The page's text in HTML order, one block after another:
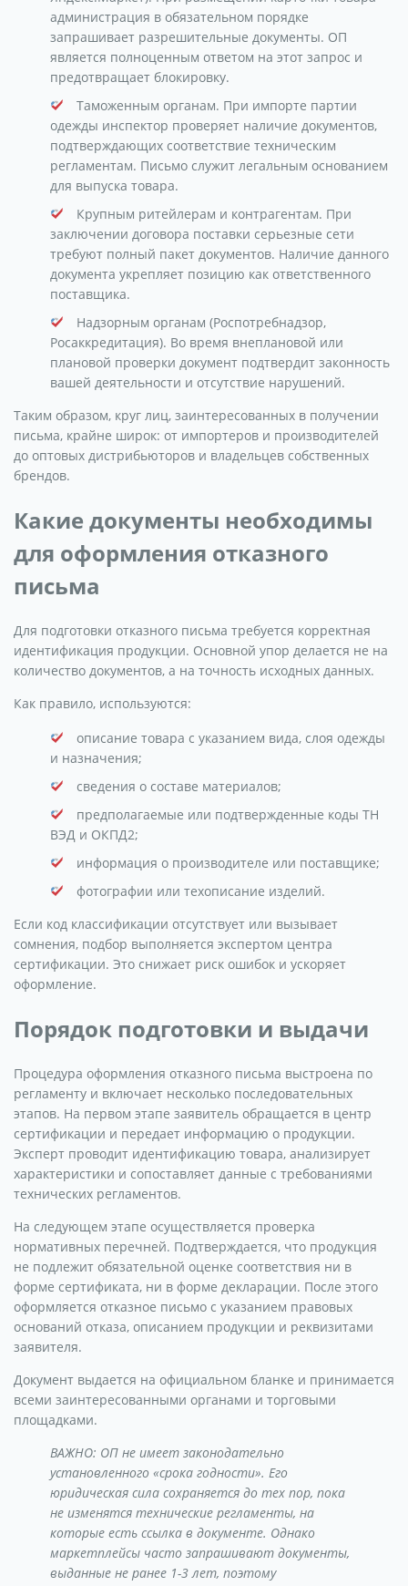
администрация в обязательном порядке
запрашивает разрешительные документы. ОП
является полноценным ответом на этот запрос и
предотвращает блокировку.
Таможенным органам. При импорте партии
одежды инспектор проверяет наличие документов,
подтверждающих соответствие техническим
регламентам. Письмо служит легальным основанием
для выпуска товара.
Крупным ритейлерам и контрагентам. При
заключении договора поставки серьезные сети
требуют полный пакет документов. Наличие данного
документа укрепляет позицию как ответственного
поставщика.
Надзорным органам (Роспотребнадзор,
Росаккредитация). Во время внеплановой или
плановой проверки документ подтвердит законность
вашей деятельности и отсутствие нарушений.
Таким образом, круг лиц, заинтересованных в получении
письма, крайне широк: от импортеров и производителей
до оптовых дистрибьюторов и владельцев собственных
брендов.
Какие документы необходимы
для оформления отказного
письма
Для подготовки отказного письма требуется корректная
идентификация продукции. Основной упор делается не на
количество документов, а на точность исходных данных.
Как правило, используются:
описание товара с указанием вида, слоя одежды
и назначения;
сведения о составе материалов;
предполагаемые или подтвержденные коды ТН
ВЭД и ОКПД2;
информация о производителе или поставщике;
фотографии или техописание изделий.
Если код классификации отсутствует или вызывает
сомнения, подбор выполняется экспертом центра
сертификации. Это снижает риск ошибок и ускоряет
оформление.
Порядок подготовки и выдачи
Процедура оформления отказного письма выстроена по
регламенту и включает несколько последовательных
этапов. На первом этапе заявитель обращается в центр
сертификации и передает информацию о продукции.
Эксперт проводит идентификацию товара, анализирует
характеристики и сопоставляет данные с требованиями
технических регламентов.
На следующем этапе осуществляется проверка
нормативных перечней. Подтверждается, что продукция
не подлежит обязательной оценке соответствия ни в
форме сертификата, ни в форме декларации. После этого
оформляется отказное письмо с указанием правовых
оснований отказа, описанием продукции и реквизитами
заявителя.
Документ выдается на официальном бланке и принимается
всеми заинтересованными органами и торговыми
площадками.
ВАЖНО: ОП не имеет законодательно
установленного «срока годности». Его
юридическая сила сохраняется до тех пор, пока
не изменятся технические регламенты, на
которые есть ссылка в документе. Однако
маркетплейсы часто запрашивают документы,
выданные не ранее 1-3 лет, поэтому